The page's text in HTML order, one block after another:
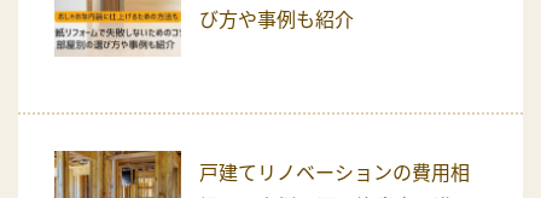
び方や事例も紹介
戸建てリノベーションの費用相